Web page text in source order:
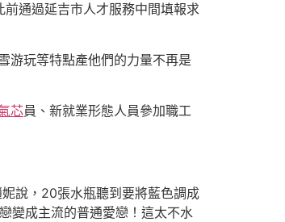
通過延吉市人才服務中間填報求
游玩等特點產他們的力量不再是
芯員、新就業形態人員參加職工
說，20張水瓶聽到要將藍色調成
變成主流的普通愛戀！這太不水